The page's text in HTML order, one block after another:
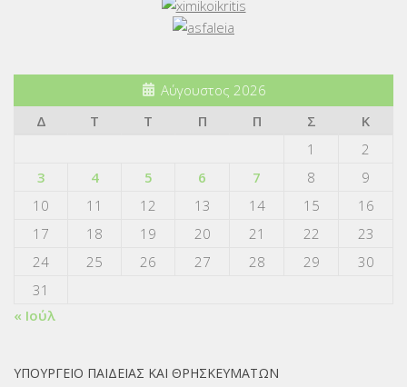
Αύγουστος 2026
Δ
Τ Τ Π Π Σ
Κ
1
2
3
4 5 6 7 8
9
10
11 12 13 14 15
16
17
18 19 20 21 22
23
24
25 26 27 28 29
30
31
« Ιούλ
ΥΠΟΥΡΓΕΙΟ ΠΑΙΔΕΙΑΣ ΚΑΙ ΘΡΗΣΚΕΥΜΑΤΩΝ